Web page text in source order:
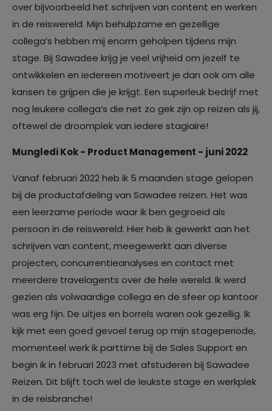
over bijvoorbeeld het schrijven van content en werken
in de reiswereld. Mijn behulpzame en gezellige
collega’s hebben mij enorm geholpen tijdens mijn
stage. Bij Sawadee krijg je veel vrijheid om jezelf te
ontwikkelen en iedereen motiveert je dan ook om alle
kansen te grijpen die je krijgt. Een superleuk bedrijf met
nog leukere collega’s die net zo gek zijn op reizen als jij,
oftewel de droomplek van iedere stagiaire!
Mungledi Kok - Product Management - juni 2022
Vanaf februari 2022 heb ik 5 maanden stage gelopen
bij de productafdeling van Sawadee reizen. Het was
een leerzame periode waar ik ben gegroeid als
persoon in de reiswereld. Hier heb ik gewerkt aan het
schrijven van content, meegewerkt aan diverse
projecten, concurrentieanalyses en contact met
meerdere travelagents over de hele wereld. Ik werd
gezien als volwaardige collega en de sfeer op kantoor
was erg fijn. De uitjes en borrels waren ook gezellig. Ik
kijk met een goed gevoel terug op mijn stageperiode,
momenteel werk ik parttime bij de Sales Support en
begin ik in februari 2023 met afstuderen bij Sawadee
Reizen. Dit blijft toch wel de leukste stage en werkplek
in de reisbranche!